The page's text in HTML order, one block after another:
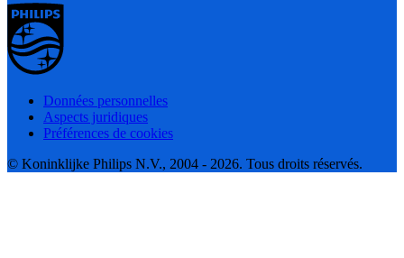
Données personnelles
Aspects juridiques
Préférences de cookies
© Koninklijke Philips N.V., 2004 - 2026. Tous droits réservés.